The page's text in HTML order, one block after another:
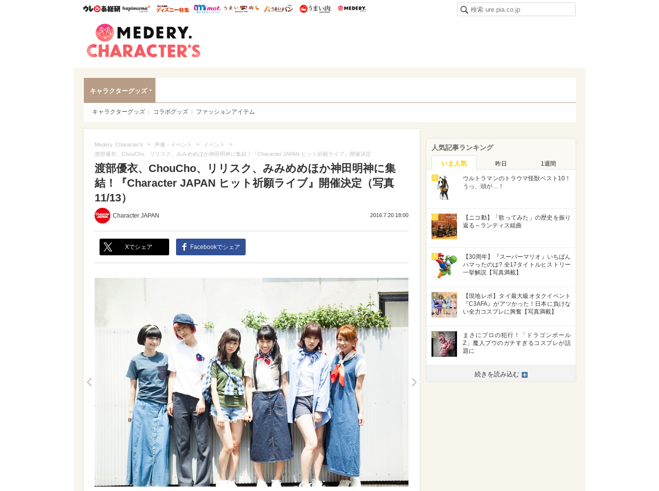
ウレぴあ総研ハピママ* ウレぴあ総研 ディズニー特集
mimot. うまいめし うまいパン うまい肉
キャラクターグッズ
キャラクターグッズ コラボグッズ ファッションアイテム
Medery. Character's > 声優・イベント > イベント >
渡部優衣、ChouCho、リリスク、みみめめほか神田明神に集結！『Character JAPAN ヒット祈願ライブ』開催決定
渡部優衣、ChouCho、リリスク、みみめめほか神田明神に集
結！『Character JAPAN ヒット祈願ライブ』開催決定（写真
11/13）
Character JAPAN 2016.7.20 18:00
Xでシェア Facebookでシェア
人気記事ランキング
いま人気 昨日 1週間
1
ウルトラマンのトラウマ怪獣ベスト10！
うっ、頭が…！
2
【ニコ動】「歌ってみた」の歴史を振り
返る～ランティス組曲
3
【30周年】『スーパーマリオ』いちばん
ハマったのは? 全17タイトルヒストリー
一挙解説【写真満載】
4
【現地レポ】タイ最大級オタクイベント
『C3AFA』がアツかった！日本に負けな
い全力コスプレに興奮【写真満載】
5
まさにプロの犯行！「ドラゴンボール
Z」魔人ブウのガチすぎるコスプレが話
題に
続きを読み込む